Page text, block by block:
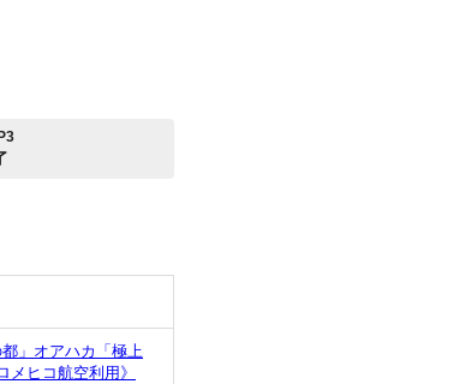
」オアハカ「極上
ヒコ航空利用》